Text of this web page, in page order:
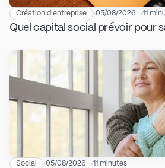
Création d'entreprise 05/08/2026 11
Quel capital social prévoir pour
Social 05/08/2026 11 minutes